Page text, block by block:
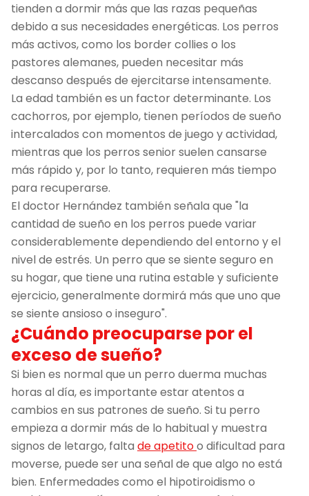
tienden a dormir más que las razas pequeñas
debido a sus necesidades energéticas. Los perros
más activos, como los border collies o los
pastores alemanes, pueden necesitar más
descanso después de ejercitarse intensamente.
La edad también es un factor determinante. Los
cachorros, por ejemplo, tienen períodos de sueño
intercalados con momentos de juego y actividad,
mientras que los perros senior suelen cansarse
más rápido y, por lo tanto, requieren más tiempo
para recuperarse.
El doctor Hernández también señala que "la
cantidad de sueño en los perros puede variar
considerablemente dependiendo del entorno y el
nivel de estrés. Un perro que se siente seguro en
su hogar, que tiene una rutina estable y suficiente
ejercicio, generalmente dormirá más que uno que
se siente ansioso o inseguro".
¿Cuándo preocuparse por el
exceso de sueño?
Si bien es normal que un perro duerma muchas
horas al día, es importante estar atentos a
cambios en sus patrones de sueño. Si tu perro
empieza a dormir más de lo habitual y muestra
signos de letargo, falta de apetitoo dificultad para
moverse, puede ser una señal de que algo no está
bien. Enfermedades como el hipotiroidismo o